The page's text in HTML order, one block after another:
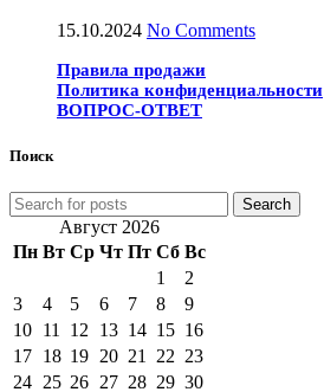
15.10.2024 No Comments
Правила продажи
Политика конфиденциальности
ВОПРОС-ОТВЕТ
Поиск
Search
Август 2026
Пн Вт Ср Чт Пт Сб Вс
1
2
3
4 5 6 7 8
9
10 11 12 13 14 15 16
17 18 19 20 21 22 23
24 25 26 27 28 29 30